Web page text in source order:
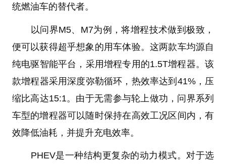
统燃油车的替代者。
以问界M5、M7为例，将增程技术做到极致，
便可以获得超乎想象的用车体验。这两款车均源自
纯电驱智能平台，采用增程专用的1.5T增程器。该
款增程器采用深度弥勒循环，热效率达到41%，压
缩比高达15:1。由于无需参与轮上做功，问界系列
车型的增程器可以随时保持在高效工况区间内，有
效降低油耗，并提升充电效率。
PHEV是一种结构更复杂的动力模式。对于选